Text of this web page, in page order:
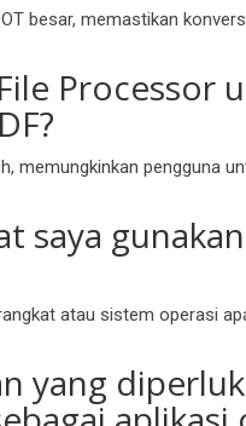
besar, memastikan
memungkinkan pengguna
saya
atau sistem operasi
yang